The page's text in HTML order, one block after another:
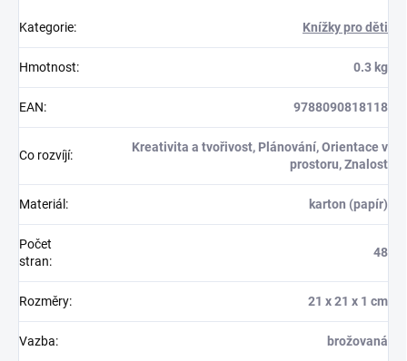
Kategorie: Knížky pro děti
Hmotnost: 0.3 kg
EAN: 9788090818118
Co rozvíjí:
Kreativita a tvořivost, Plánování, Orientace v
prostoru, Znalost
Materiál : karton (papír)
Počet
stran:
48
Rozměry: 21 x 21 x 1 cm
Vazba: brožovaná